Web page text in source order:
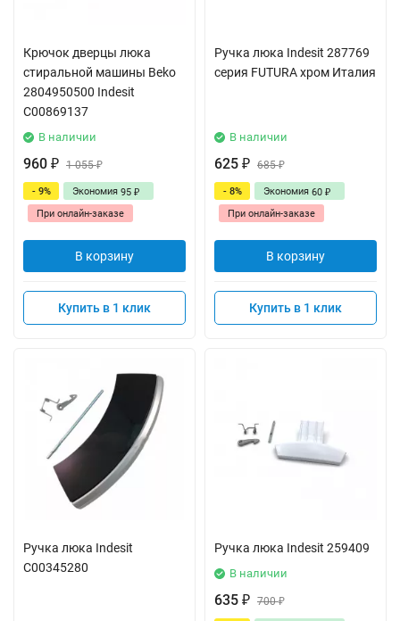
Крючок дверцы люка
стиральной машины Beko
2804950500 Indesit
C00869137
В наличии
960 ₽ 1 055₽
- 9% Экономия 95 ₽
При онлайн-заказе
В корзину
Купить в 1 клик
Ручка люка Indesit 287769
серия FUTURA хром Италия
В наличии
625 ₽ 685₽
- 8% Экономия 60 ₽
При онлайн-заказе
В корзину
Купить в 1 клик
Ручка люка Indesit
C00345280
Ручка люка Indesit 259409
В наличии
635 ₽ 700₽